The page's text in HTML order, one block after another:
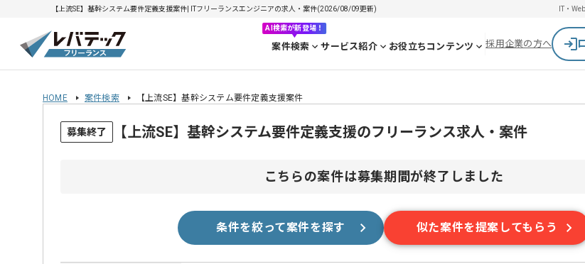
【上流SE】基幹システム要件定義支援案件| ITフリーランスエンジニアの求人・案件(2026/08/09更新) IT・
AI検索が新登場！
案件検索 サービス紹介 お役立ちコンテンツ 採用企業の方へ
HOME 案件検索 【上流SE】基幹システム要件定義支援案件
募集終了 【上流SE】基幹システム要件定義支援のフリーランス求人・案件
こちらの案件は募集期間が終了しました
条件を絞って案件を探す 似た案件を提案してもらう